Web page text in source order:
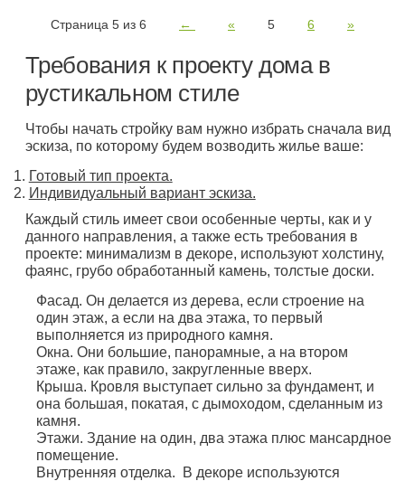
Страница 5 из 6 ← « 5 6 »
Требования к проекту дома в
рустикальном стиле
Чтобы начать стройку вам нужно избрать сначала вид
эскиза, по которому будем возводить жилье ваше:
Готовый тип проекта.
Индивидуальный вариант эскиза.
Каждый стиль имеет свои особенные черты, как и у
данного направления, а также есть требования в
проекте: минимализм в декоре, используют холстину,
фаянс, грубо обработанный камень, толстые доски.
Фасад. Он делается из дерева, если строение на
один этаж, а если на два этажа, то первый
выполняется из природного камня.
Окна. Они большие, панорамные, а на втором
этаже, как правило, закругленные вверх.
Крыша. Кровля выступает сильно за фундамент, и
она большая, покатая, с дымоходом, сделанным из
камня.
Этажи. Здание на один, два этажа плюс мансардное
помещение.
Внутренняя отделка. В декоре используются